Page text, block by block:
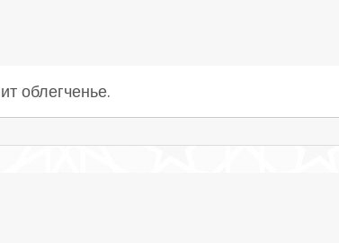
облегченье.